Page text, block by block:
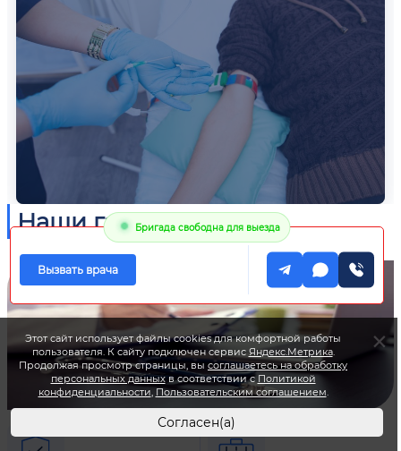
Наши гарантии
Этот сайт использует файлы cookies для комфортной работы
пользователя. К сайту подключен сервис Яндекс.Метрика.
Продолжая просмотр страницы, высоглашаетесь на обработку
персональных данныхв соответствии с Политикой
конфиденциальности, Пользовательским соглашением.
Согласен(а)
Бригада свободна для выезда
Вызвать врача